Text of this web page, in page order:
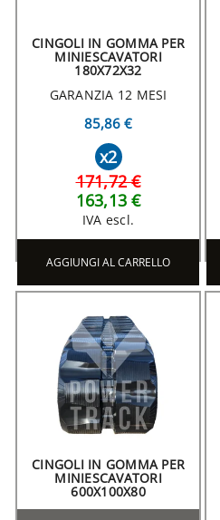
CINGOLI IN GOMMA PER
MINIESCAVATORI
180X72X32
GARANZIA 12 MESI
85,86 €
x2
171,72 €
163,13 €
IVA escl.
AGGIUNGI AL CARRELLO
CINGOLI IN GOMMA PER
MINIESCAVATORI
600X100X80